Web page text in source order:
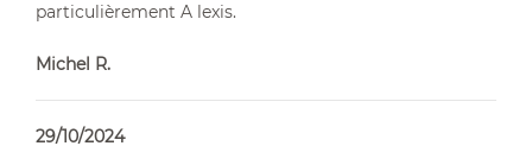
particulièrement A lexis.
Michel R.
29/10/2024